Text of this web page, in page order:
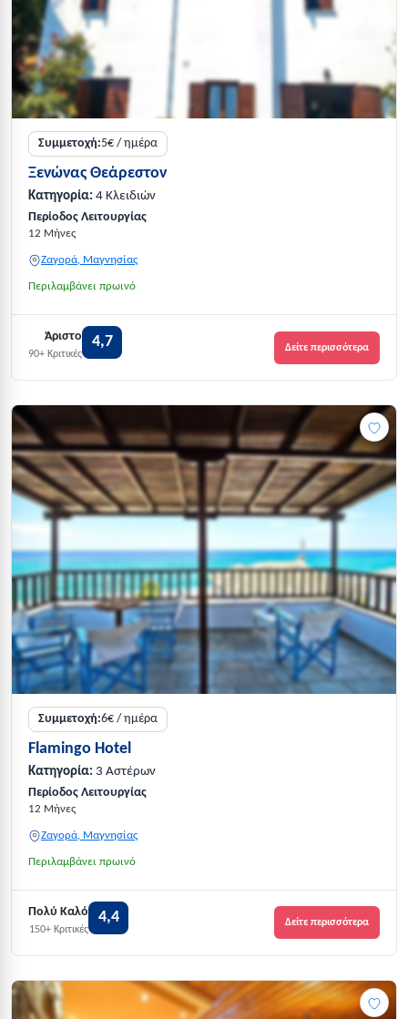
Συμμετοχή:5€ / ημέρα
Ξενώνας Θεάρεστον
Κατηγορία: 4 Κλειδιών
Περίοδος Λειτουργίας
12 Μήνες
Ζαγορά, Μαγνησίας
Περιλαμβάνει πρωινό
Άριστο
90+ Κριτικές
4,7 Δείτε περισσότερα
Συμμετοχή:6€ / ημέρα
Flamingo Hotel
Κατηγορία: 3 Αστέρων
Περίοδος Λειτουργίας
12 Μήνες
Ζαγορά, Μαγνησίας
Περιλαμβάνει πρωινό
Πολύ Καλό
150+ Κριτικές
4,4 Δείτε περισσότερα